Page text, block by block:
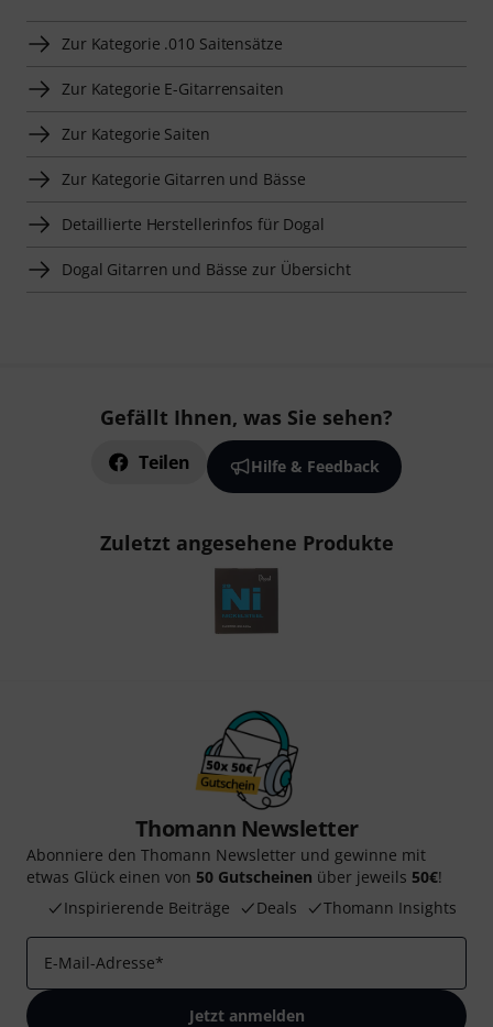
Zur Kategorie .010 Saitensätze
Zur Kategorie E-Gitarrensaiten
Zur Kategorie Saiten
Zur Kategorie Gitarren und Bässe
Detaillierte Herstellerinfos für Dogal
Dogal Gitarren und Bässe zur Übersicht
Gefällt Ihnen, was Sie sehen?
Teilen Hilfe & Feedback
Zuletzt angesehene Produkte
Thomann Newsletter
Abonniere den Thomann Newsletter und gewinne mit
etwas Glück einen von 50 Gutscheinen über jeweils 50€!
Inspirierende Beiträge
Deals Thomann Insights
E-Mail-Adresse*
Jetzt anmelden